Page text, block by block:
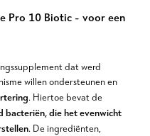
Pro 10 Biotic - voor een
dat werd
willen ondersteunen en
. Hiertoe bevat de
bacteriën, die het evenwicht
. De ingrediënten,